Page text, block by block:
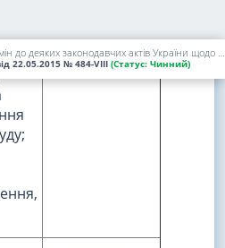
Про внесення змін до деяких законодавчих актів України щодо сплати судового збору
22.05.2015 № 484-VIII (Статус: Чинний)